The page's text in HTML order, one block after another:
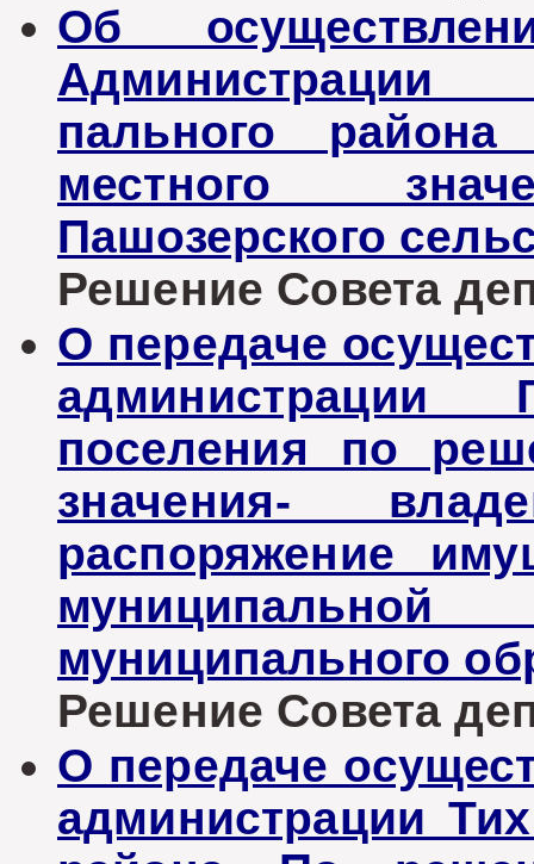
Об
Администрации
пального
местного
Пашозерского
Решение Совета
О передаче
администрации
поселения по
значения-
распоряжение
муниципального
Решение Совета
О передаче
администрации